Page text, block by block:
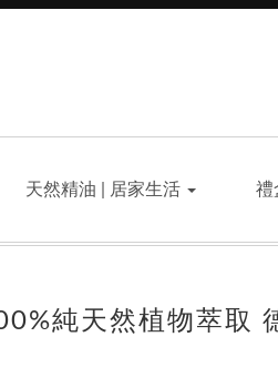
天然精油 | 居家生活 禮
純天然植物萃取